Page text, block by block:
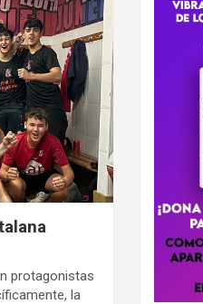
protagonistas
la